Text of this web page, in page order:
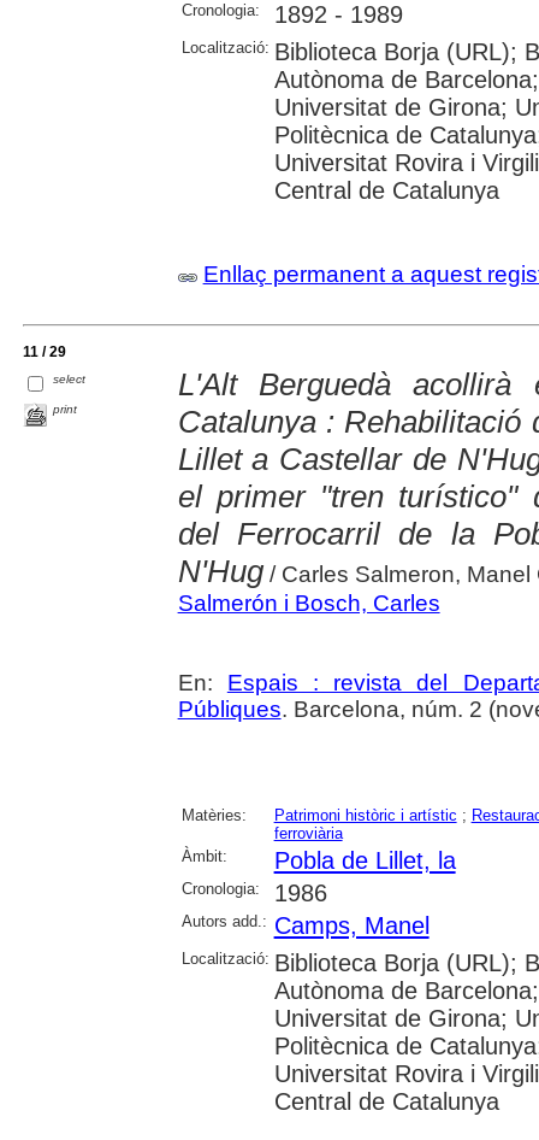
Cronologia: 1892 - 1989
Localització: Biblioteca Borja (URL);
Autònoma de
Universitat de Girona;
Politècnica de
Universitat Rovira i
Central de Catalunya
Enllaç permanent a aquest
11 / 29
select
print
L'Alt Berguedà
Catalunya :
Lillet a Castellar de
el primer "tren turístico"
del Ferrocarril de la
N'Hug/ Carles Salmeron, Manel
Salmerón i Bosch, Carles
En: Espais : revista del
Públiques. Barcelona, núm. 2
Matèries: Patrimoni històric i artístic ;
ferroviària
Àmbit:
Pobla de Lillet, la
Cronologia: 1986
Autors add.: Camps, Manel
Localització: Biblioteca Borja (URL);
Autònoma de
Universitat de Girona;
Politècnica de
Universitat Rovira i
Central de Catalunya